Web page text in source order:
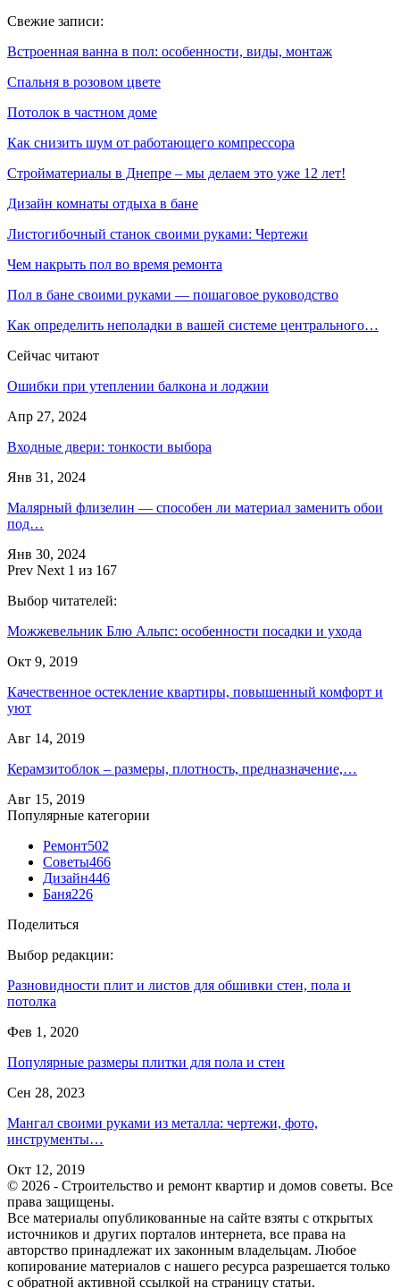
Свежие записи:
Встроенная ванна в пол: особенности, виды, монтаж
Спальня в розовом цвете
Потолок в частном доме
Как снизить шум от работающего компрессора
Стройматериалы в Днепре – мы делаем это уже 12 лет!
Дизайн комнаты отдыха в бане
Листогибочный станок своими руками: Чертежи
Чем накрыть пол во время ремонта
Пол в бане своими руками — пошаговое руководство
Как определить неполадки в вашей системе центрального…
Сейчас читают
Ошибки при утеплении балкона и лоджии
Апр 27, 2024
Входные двери: тонкости выбора
Янв 31, 2024
Малярный флизелин — способен ли материал заменить обои
под…
Янв 30, 2024
Prev Next 1 из 167
Выбор читателей:
Можжевельник Блю Альпс: особенности посадки и ухода
Окт 9, 2019
Качественное остекление квартиры, повышенный комфорт и
уют
Авг 14, 2019
Керамзитоблок – размеры, плотность, предназначение,…
Авг 15, 2019
Популярные категории
Ремонт502
Советы466
Дизайн446
Баня226
Поделиться
Выбор редакции:
Разновидности плит и листов для обшивки стен, пола и
потолка
Фев 1, 2020
Популярные размеры плитки для пола и стен
Сен 28, 2023
Мангал своими руками из металла: чертежи, фото,
инструменты…
Окт 12, 2019
© 2026 - Строительство и ремонт квартир и домов советы. Все
права защищены.
Все материалы опубликованные на сайте взяты с открытых
источников и других порталов интернета, все права на
авторство принадлежат их законным владельцам. Любое
копирование материалов с нашего ресурса разрешается только
с обратной активной ссылкой на страницу статьи.